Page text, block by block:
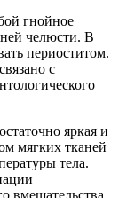
гнойное
челюсти. В
периоститом.
с
яркая и
мягких тканей
тела.